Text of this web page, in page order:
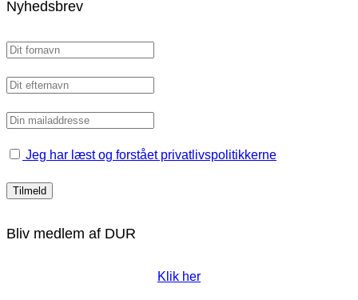
Nyhedsbrev
Jeg har læst og forstået privatlivspolitikkerne
Bliv medlem af DUR
Klik her